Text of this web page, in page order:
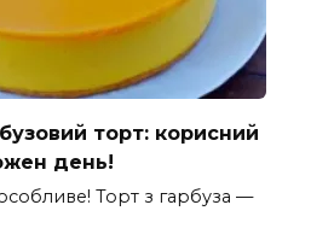
торт: корисний
день!
Торт з гарбуза —